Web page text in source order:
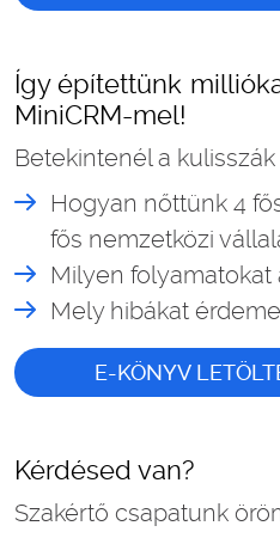
Így építettünk
MiniCRM-mel!
Betekintenél a
Hogyan nőttünk 4
fős nemzetközi
Milyen
Mely hibákat
E-KÖNYV
Kérdésed van?
Szakértő csapatunk